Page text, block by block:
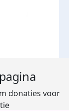
donaties voor